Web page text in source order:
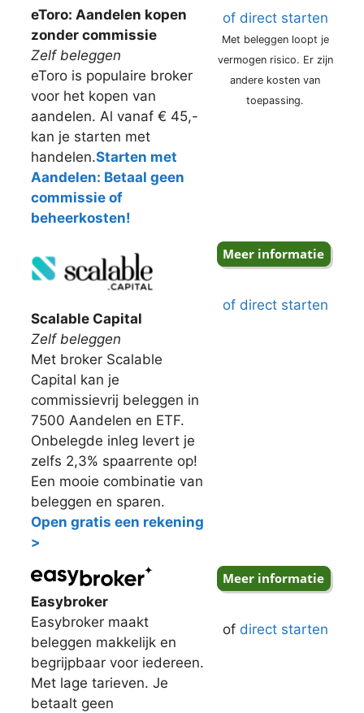
eToro: Aandelen kopen
zonder commissie
Zelf beleggen
eToro is populaire broker
voor het kopen van
aandelen. Al vanaf € 45,-
kan je starten met
handelen.Starten met
Aandelen: Betaal geen
commissie of
beheerkosten!
of direct starten
Met beleggen loopt je
vermogen risico. Er zijn
andere kosten van
toepassing.
Scalable Capital
Zelf beleggen
Met broker Scalable
Capital kan je
commissievrij beleggen in
7500 Aandelen en ETF.
Onbelegde inleg levert je
zelfs 2,3% spaarrente op!
Een mooie combinatie van
beleggen en sparen.
Open gratis een rekening
>
of direct starten
Easybroker
Easybroker maakt
beleggen makkelijk en
begrijpbaar voor iedereen.
Met lage tarieven. Je
betaalt geen
of direct starten